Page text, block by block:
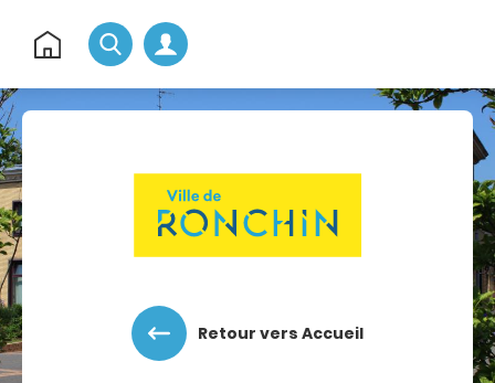
Accéder au menu
Retour
l'accueil
Rechercher
Retour vers Accueil